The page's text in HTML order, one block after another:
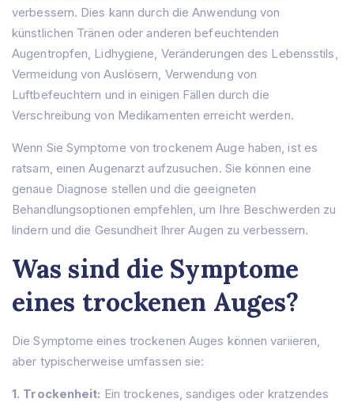
verbessern. Dies kann durch die Anwendung von
künstlichen Tränen oder anderen befeuchtenden
Augentropfen, Lidhygiene, Veränderungen des Lebensstils,
Vermeidung von Auslösern, Verwendung von
Luftbefeuchtern und in einigen Fällen durch die
Verschreibung von Medikamenten erreicht werden.
Wenn Sie Symptome von trockenem Auge haben, ist es
ratsam, einen Augenarzt aufzusuchen. Sie können eine
genaue Diagnose stellen und die geeigneten
Behandlungsoptionen empfehlen, um Ihre Beschwerden zu
lindern und die Gesundheit Ihrer Augen zu verbessern.
Was sind die Symptome
eines trockenen Auges?
Die Symptome eines trockenen Auges können variieren,
aber typischerweise umfassen sie:
1. Trockenheit: Ein trockenes, sandiges oder kratzendes